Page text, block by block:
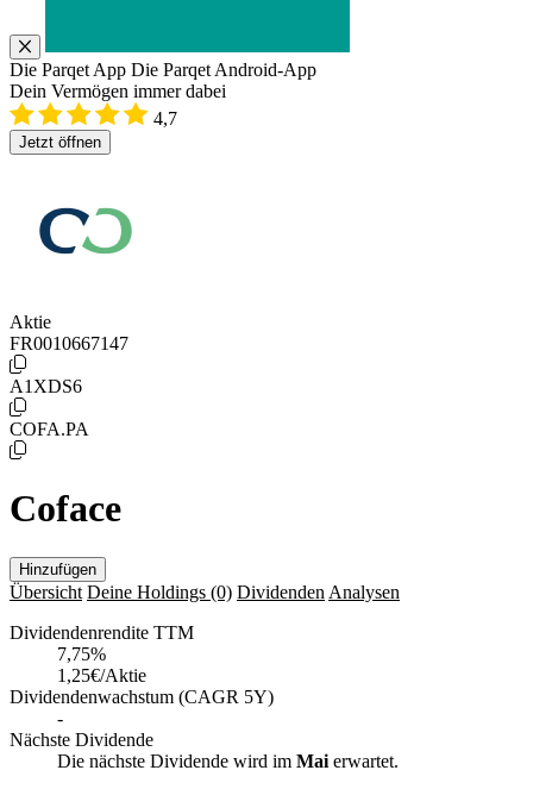
Die Parqet App Die Parqet Android-App
Dein Vermögen immer dabei
4,7
Jetzt öffnen
Aktie
FR0010667147
A1XDS6
COFA.PA
Coface
Hinzufügen
Übersicht Deine Holdings (0) Dividenden Analysen
Dividendenrendite TTM
7,75%
1,25€/Aktie
Dividendenwachstum (CAGR 5Y)
-
Nächste Dividende
Die nächste Dividende wird im Mai erwartet.